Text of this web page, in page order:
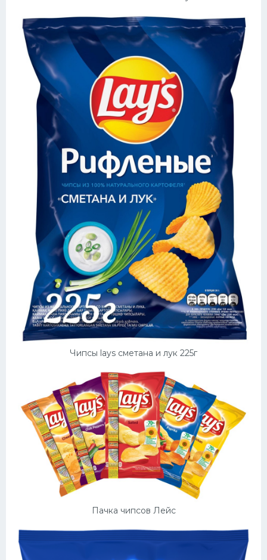
Чипсы lays сметана и лук 225г
Пачка чипсов Лейс